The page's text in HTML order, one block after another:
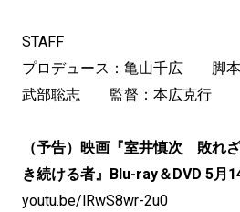
STAFF
プロデュース：亀山千広 脚
武部聡志 監督：本広克行
（予告）映画『室井慎次 敗れ
き続ける者』Blu-ray＆DVD 5月
youtu.be/lRwS8wr-2u0